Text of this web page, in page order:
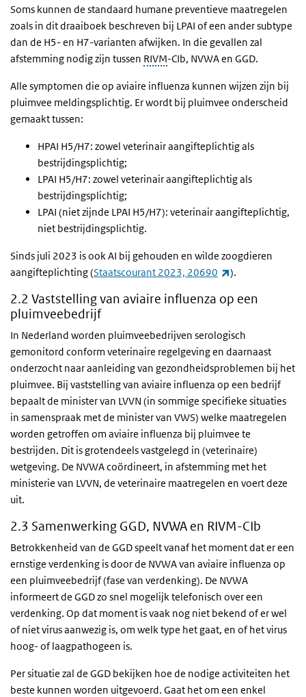
Soms kunnen de standaard humane preventieve maatregelen
zoals in dit draaiboek beschreven bij LPAI of een ander subtype
dan de H5- en H7-varianten afwijken. In die gevallen zal
afstemming nodig zijn tussen RIVM-CIb, NVWA en GGD.
Alle symptomen die op aviaire influenza kunnen wijzen zijn bij
pluimvee meldingsplichtig. Er wordt bij pluimvee onderscheid
gemaakt tussen:
HPAI H5/H7: zowel veterinair aangifteplichtig als
bestrijdingsplichtig;
LPAI H5/H7: zowel veterinair aangifteplichtig als
bestrijdingsplichtig;
LPAI (niet zijnde LPAI H5/H7): veterinair aangifteplichtig,
niet bestrijdingsplichtig.
Sinds juli 2023 is ook AI bij gehouden en wilde zoogdieren
aangifteplichting (Staatscourant 2023, 20690 (externe link)
).
2.2 Vaststelling van aviaire influenza op een
pluimveebedrijf
In Nederland worden pluimveebedrijven serologisch
gemonitord conform veterinaire regelgeving en daarnaast
onderzocht naar aanleiding van gezondheidsproblemen bij het
pluimvee. Bij vaststelling van aviaire influenza op een bedrijf
bepaalt de minister van LVVN (in sommige specifieke situaties
in samenspraak met de minister van VWS) welke maatregelen
worden getroffen om aviaire influenza bij pluimvee te
bestrijden. Dit is grotendeels vastgelegd in (veterinaire)
wetgeving. De NVWA coördineert, in afstemming met het
ministerie van LVVN, de veterinaire maatregelen en voert deze
uit.
2.3 Samenwerking GGD, NVWA en RIVM-CIb
Betrokkenheid van de GGD speelt vanaf het moment dat er een
ernstige verdenking is door de NVWA van aviaire influenza op
een pluimveebedrijf (fase van verdenking). De NVWA
informeert de GGD zo snel mogelijk telefonisch over een
verdenking. Op dat moment is vaak nog niet bekend of er wel
of niet virus aanwezig is, om welk type het gaat, en of het virus
hoog- of laagpathogeen is.
Per situatie zal de GGD bekijken hoe de nodige activiteiten het
beste kunnen worden uitgevoerd. Gaat het om een enkel